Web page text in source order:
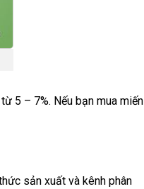
5 – 7%. Nếu bạn mua miến
sản xuất và kênh phân